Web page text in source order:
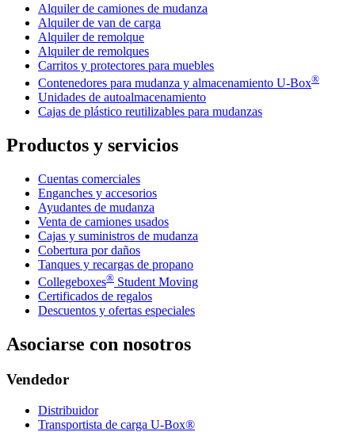
Alquiler de camiones de mudanza
Alquiler de van de carga
Alquiler de remolque
Alquiler de remolques
Carritos y protectores para muebles
Contenedores para mudanza y almacenamiento U-Box®
Unidades de autoalmacenamiento
Cajas de plástico reutilizables para mudanzas
Productos y servicios
Cuentas comerciales
Enganches y accesorios
Ayudantes de mudanza
Venta de camiones usados
Cajas y suministros de mudanza
Cobertura por daños
Tanques y recargas de propano
Collegeboxes® Student Moving
Certificados de regalos
Descuentos y ofertas especiales
Asociarse con nosotros
Vendedor
Distribuidor
Transportista de carga U-Box®